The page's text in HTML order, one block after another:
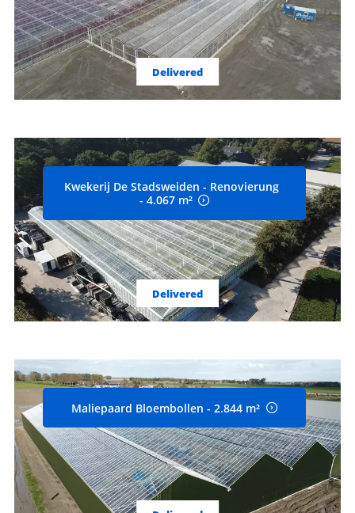
Delivered
Kwekerij De Stadsweiden - Renovierung
- 4.067 m²
Delivered
Maliepaard Bloembollen - 2.844 m²